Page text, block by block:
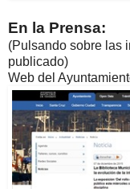
En la Prensa:
(Pulsando sobre las
publicado)
Web del